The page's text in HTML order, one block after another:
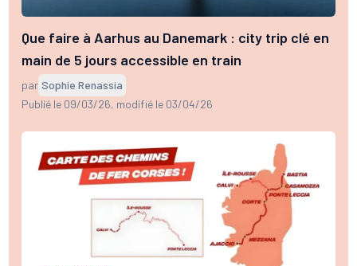
Que faire à Aarhus au Danemark : city trip clé en
main de 5 jours accessible en train
par Sophie Renassia
Publié le 09/03/26, modifié le 03/04/26